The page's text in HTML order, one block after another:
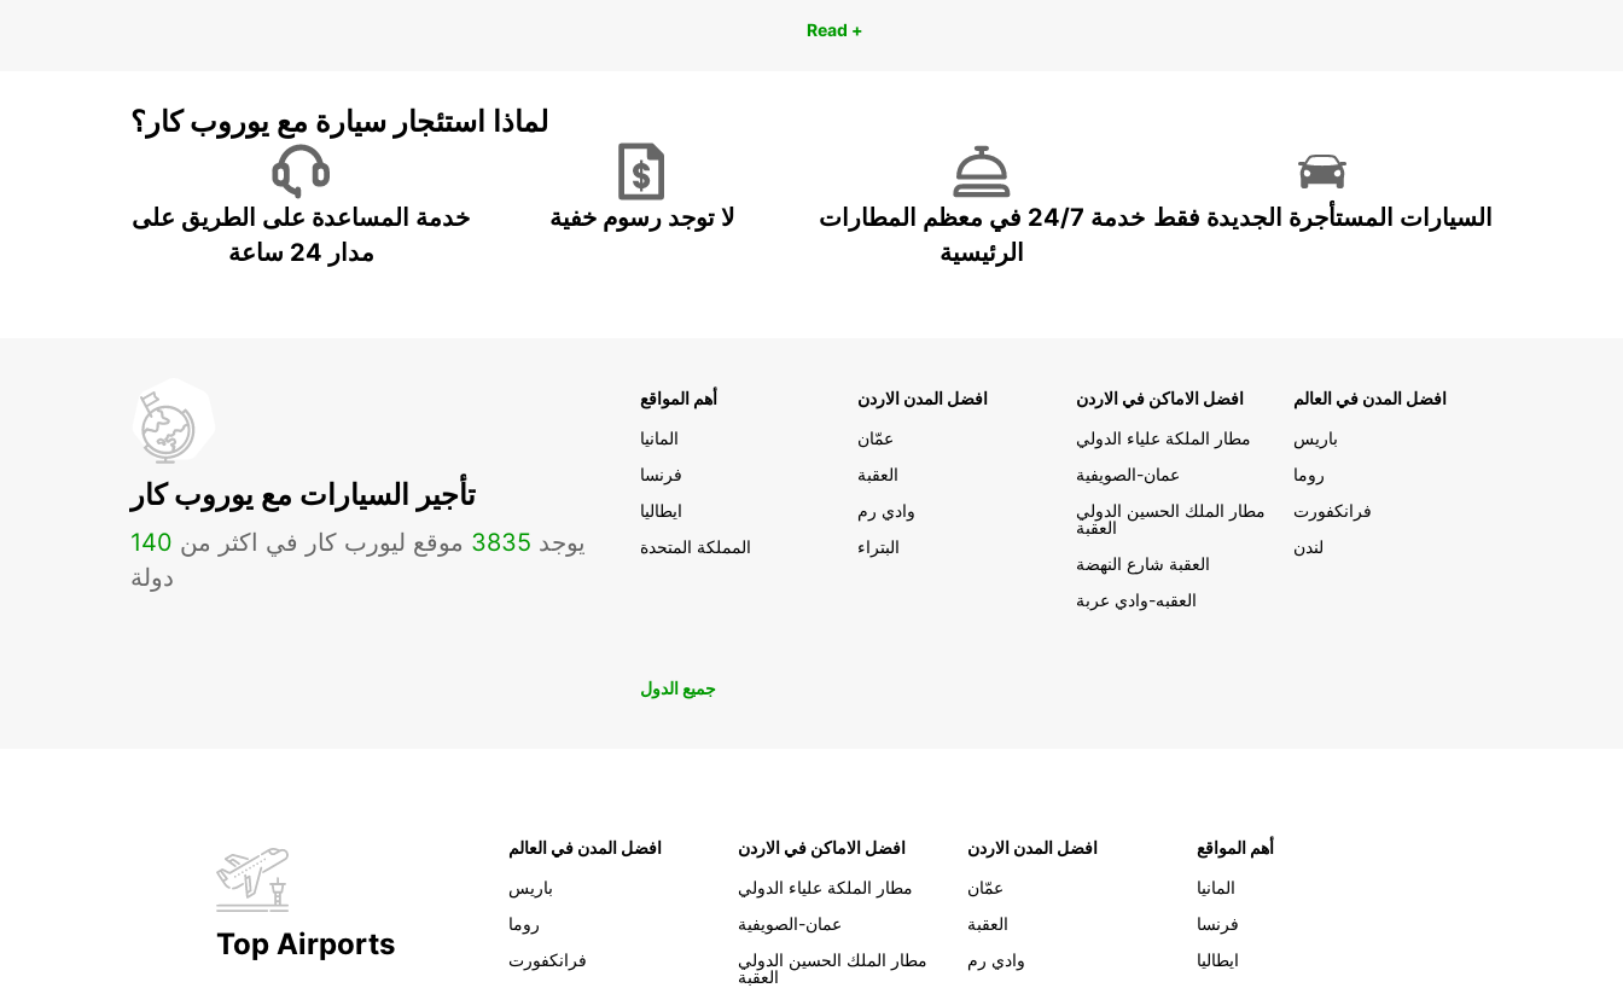
Read +
لماذا استئجار سيارة مع يوروب كار؟
خدمة المساعدة على الطريق على
مدار 24 ساعة
لا توجد رسوم خفية
خدمة 24/7 في معظم المطارات
الرئيسية
السيارات المستأجرة الجديدة فقط
تأجير السيارات مع يوروب كار
يوجد 3835 موقع ليورب كار في اكثر من 140
دولة
أهم المواقع
المانيا
فرنسا
ايطاليا
المملكة المتحدة
افضل المدن الاردن
عمّان
العقبة
وادي رم
البتراء
افضل الاماكن في الاردن
مطار الملكة علياء الدولي
عمان-الصويفية
مطار الملك الحسين الدولي
العقبة
العقبة شارع النهضة
العقبه-وادي عربة
افضل المدن في العالم
باريس
روما
فرانكفورت
لندن
جميع الدول
Top Airports
افضل المدن في العالم
باريس
روما
فرانكفورت
افضل الاماكن في الاردن
مطار الملكة علياء الدولي
عمان-الصويفية
مطار الملك الحسين الدولي
العقبة
افضل المدن الاردن
عمّان
العقبة
وادي رم
أهم المواقع
المانيا
فرنسا
ايطاليا